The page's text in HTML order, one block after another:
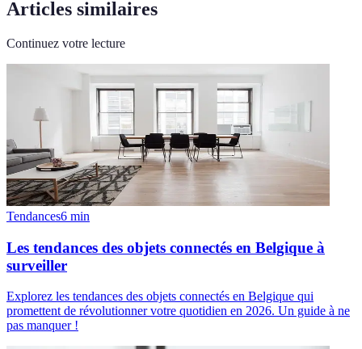
Articles similaires
Continuez votre lecture
Tendances6 min
Les tendances des objets connectés en Belgique à
surveiller
Explorez les tendances des objets connectés en Belgique qui
promettent de révolutionner votre quotidien en 2026. Un guide à ne
pas manquer !